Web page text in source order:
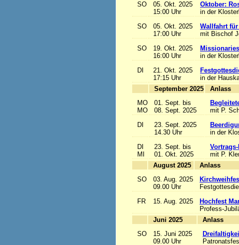
SO
05. Okt. 2025
15:00 Uhr
Oktober:
in der
SO
05. Okt. 2025
17:00 Uhr
Wallfahrt
mit Bischof
SO
19. Okt. 2025
16:00 Uhr
in der
DI
21. Okt. 2025
17:15 Uhr
in der
September 2025
MO
MO
01. Sept. bis
08. Sept. 2025
mit P.
DI
23. Sept. 2025
14.30 Uhr
in der
DI
MI
23. Sept. bis
01. Okt. 2025
mit P.
August 2025
SO
03. Aug. 2025
09.00 Uhr
FR
15. Aug. 2025
Hochfest
Profess-
Juni 2025
SO
15. Juni 2025
09.00 Uhr